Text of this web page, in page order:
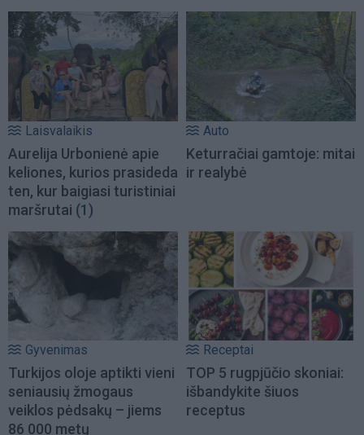
Laisvalaikis
Aurelija Urbonienė apie
keliones, kurios prasideda
ten, kur baigiasi turistiniai
maršrutai (1)
Auto
Keturračiai gamtoje: mitai
ir realybė
Gyvenimas
Turkijos oloje aptikti vieni
seniausių žmogaus
veiklos pėdsakų – jiems
86 000 metų
Receptai
TOP 5 rugpjūčio skoniai:
išbandykite šiuos
receptus